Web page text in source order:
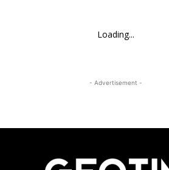
Loading...
- Advertisement -